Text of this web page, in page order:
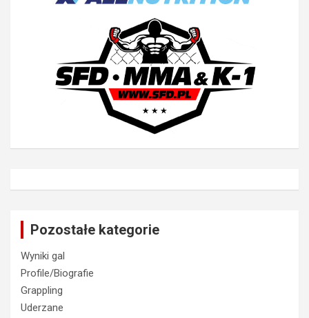
Pozostałe kategorie
Wyniki gal
Profile/Biografie
Grappling
Uderzane